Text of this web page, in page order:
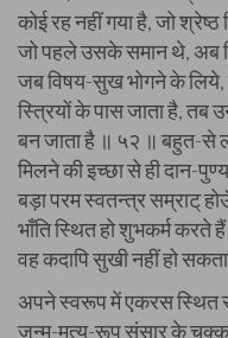
कोई रह नहीं गया है, जो
जो पहले उसके समान थे, अब
जब विषय-सुख भोगने के लिये,
स्त्रियों के पास जाता है, तब
बन जाता है ॥ ५२ ॥ बहुत-से
मिलने की इच्छा से ही दान-
बड़ा परम स्वतन्त्र सम्राट्
भाँति स्थित हो शुभकर्म करते
वह कदापि सुखी नहीं हो
अपने स्वरूप में एकरस स्थित
जन्म-मृत्यु-रूप संसार के